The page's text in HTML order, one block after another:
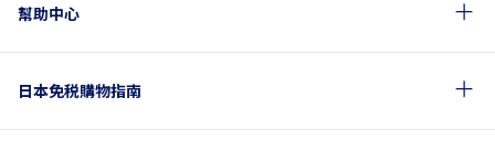
幫助中心
日本免税購物指南